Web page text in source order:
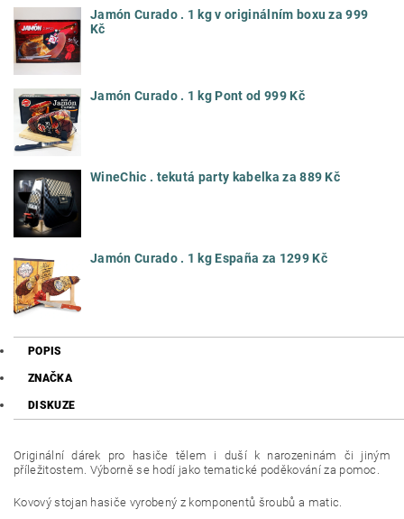
Jamón Curado . 1 kg v originálním boxu za 999
Kč
Jamón Curado . 1 kg Pont od 999 Kč
WineChic . tekutá party kabelka za 889 Kč
Jamón Curado . 1 kg España za 1299 Kč
POPIS
ZNAČKA
DISKUZE
Originální dárek pro hasiče tělem i duší k narozeninám či jiným
příležitostem. Výborně se hodí jako tematické poděkování za pomoc.
Kovový stojan hasiče vyrobený z komponentů šroubů a matic.